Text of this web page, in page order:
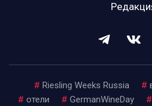
# Riesling Weeks Russia #
# отели # GermanWineDay #